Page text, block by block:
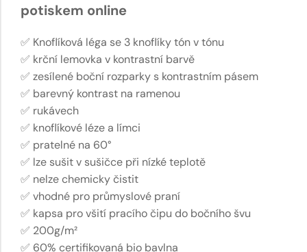
potiskem online
✅ Knoflíková léga se 3 knoflíky tón v tónu
✅ krční lemovka v kontrastní barvě
✅ zesílené boční rozparky s kontrastním pásem
✅ barevný kontrast na ramenou
✅ rukávech
✅ knoflíkové léze a límci
✅ pratelné na 60°
✅ lze sušit v sušičce při nízké teplotě
✅ nelze chemicky čistit
✅ vhodné pro průmyslové praní
✅ kapsa pro všití pracího čipu do bočního švu
✅ 200g/m²
✅ 60% certifikovaná bio bavlna